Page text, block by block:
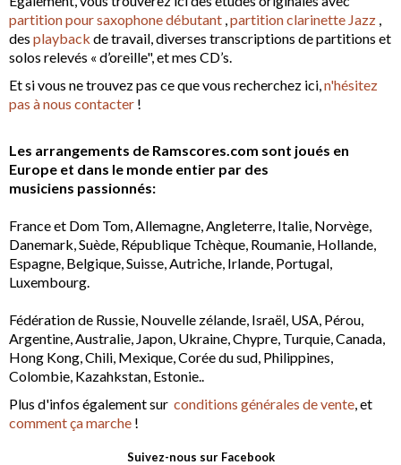
partition pour saxophone débutant ,partition clarinette Jazz ,
des playback de travail, diverses transcriptions de partitions et
solos relevés « d’oreille", et mes CD’s.
Et si vous ne trouvez pas ce que vous recherchez ici,n'hésitez
pas à nous contacter !
Les arrangements de Ramscores.com sont joués en
Europe et dans le monde entier par des
musiciens passionnés:
France et Dom Tom, Allemagne, Angleterre, Italie, Norvège,
Danemark, Suède, République Tchèque, Roumanie, Hollande,
Espagne, Belgique, Suisse, Autriche, Irlande, Portugal,
Luxembourg.
Fédération de Russie, Nouvelle zélande, Israël, USA, Pérou,
Argentine, Australie, Japon, Ukraine, Chypre, Turquie, Canada,
Hong Kong, Chili, Mexique, Corée du sud, Philippines,
Colombie, Kazahkstan, Estonie..
Plus d'infos également sur conditions générales de vente, et
comment ça marche !
Suivez-nous sur Facebook